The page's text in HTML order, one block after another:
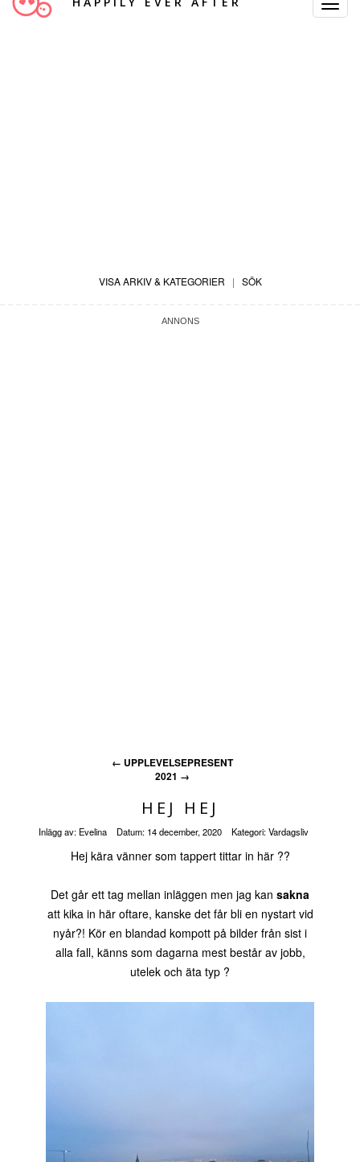
Toggle
VISA ARKIV & KATEGORIER | SÖK
← UPPLEVELSEPRESENT
2021 →
HEJ HEJ
Inlägg av: Evelina Datum: 14 december, 2020 Kategori:Vardagsliv
Hej kära vänner som tappert tittar in här ??
Det går ett tag mellan inläggen men jag kan sakna
att kika in här oftare, kanske det får bli en nystart vid
nyår?! Kör en blandad kompott på bilder från sist i
alla fall, känns som dagarna mest består av jobb,
utelek och äta typ ?